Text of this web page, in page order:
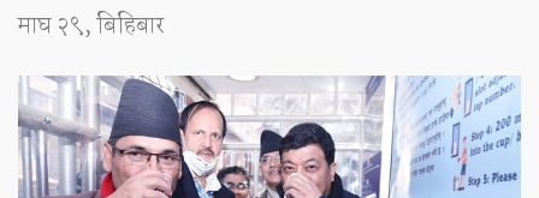
माघ २९, बिहिबार